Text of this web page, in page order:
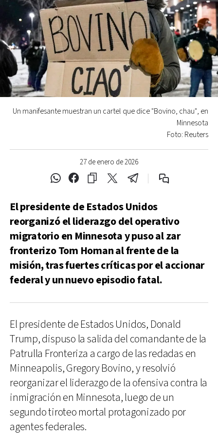
27 de enero de 2026
Un manifesante muestran un cartel que dice "Bovino, chau", en
Minnesota
Foto: Reuters
El presidente de Estados Unidos
reorganizó el liderazgo del operativo
migratorio en Minnesota y puso al zar
fronterizo Tom Homan al frente de la
misión, tras fuertes críticas por el accionar
federal y un nuevo episodio fatal.
El presidente de Estados Unidos, Donald
Trump, dispuso la salida del comandante de la
Patrulla Fronteriza a cargo de las redadas en
Minneapolis, Gregory Bovino, y resolvió
reorganizar el liderazgo de la ofensiva contra la
inmigración en Minnesota, luego de un
segundo tiroteo mortal protagonizado por
agentes federales.